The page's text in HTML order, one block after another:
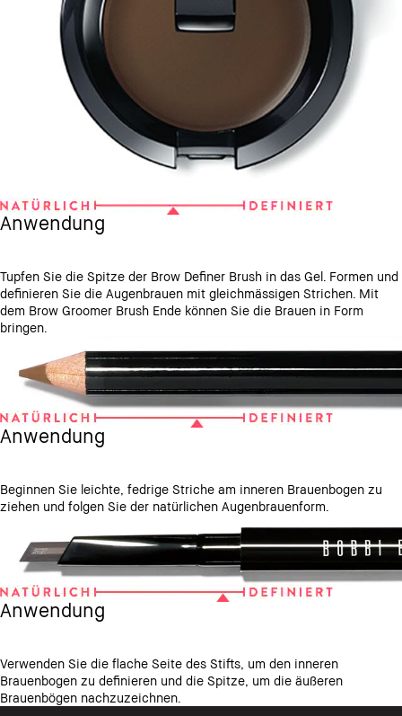
Anwendung
Tupfen Sie die Spitze der Brow Definer Brush in das Gel. Formen und
definieren Sie die Augenbrauen mit gleichmässigen Strichen. Mit
dem Brow Groomer Brush Ende können Sie die Brauen in Form
bringen.
Anwendung
Beginnen Sie leichte, fedrige Striche am inneren Brauenbogen zu
ziehen und folgen Sie der natürlichen Augenbrauenform.
Anwendung
Verwenden Sie die flache Seite des Stifts, um den inneren
Brauenbogen zu definieren und die Spitze, um die äußeren
Brauenbögen nachzuzeichnen.